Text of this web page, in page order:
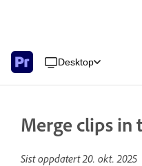
Desktop
Merge clips in
Sist oppdatert20. okt. 2025